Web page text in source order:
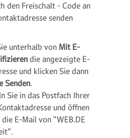
den Freischalt - Code an
senden
unterhalb von Mit E-
die angezeigte E-
und klicken Sie dann
Senden.
Sie in das Postfach Ihrer
und öffnen
E-Mail von "WEB.DE